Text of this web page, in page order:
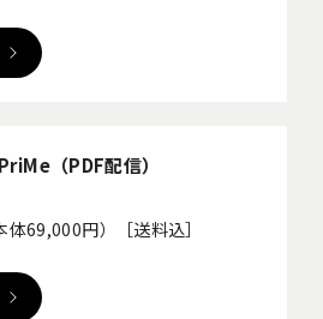
（PDF配信）
69,000円）［送料込］